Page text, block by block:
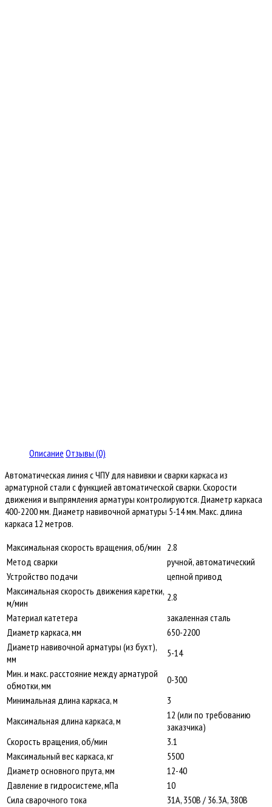
Описание Отзывы (0)
Автоматическая линия с ЧПУ для навивки и сварки каркаса из
арматурной стали с функцией автоматической сварки. Скорости
движения и выпрямления арматуры контролируются. Диаметр каркаса
400-2200 мм. Диаметр навивочной арматуры 5-14 мм. Макс. длина
каркаса 12 метров.
Максимальная скорость вращения, об/мин 2.8
Метод сварки
ручной, автоматический
Устройство подачи
цепной привод
Максимальная скорость движения каретки,
м/мин
2.8
Материал катетера
закаленная сталь
Диаметр каркаса, мм
650-2200
Диаметр навивочной арматуры (из бухт),
мм
5-14
Мин. и макс. расстояние между арматурой
обмотки, мм
0-300
Минимальная длина каркаса, м
3
Максимальная длина каркаса, м
12 (или по требованию
заказчика)
Скорость вращения, об/мин
3.1
Максимальный вес каркаса, кг
5500
Диаметр основного прута, мм
12-40
Давление в гидросистеме, мПа
10
Сила сварочного тока
31А, 350В / 36.3А, 380В